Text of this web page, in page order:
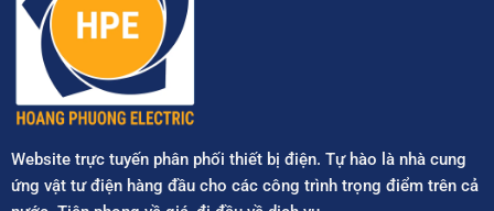
Website trực tuyến phân phối thiết bị điện. Tự hào là nhà cung
ứng vật tư điện hàng đầu cho các công trình trọng điểm trên cả